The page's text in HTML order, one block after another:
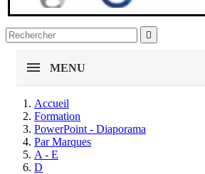

MENU
Accueil
Formation
PowerPoint - Diaporama
Par Marques
A - E
D